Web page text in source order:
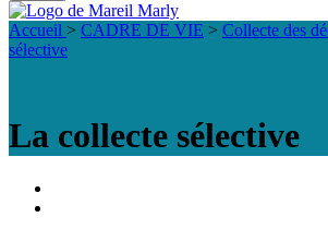
Fermer
la
recherche
Accueil > CADRE DE VIE > Collecte des
sélective
La collecte sélective